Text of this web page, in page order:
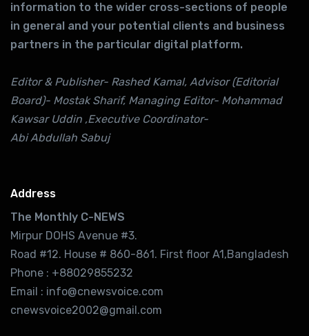
information to the wider cross-sections of people
in general and your potential clients and business
partners in the particular digital platform.
Editor & Publisher- Rashed Kamal, Advisor (Editorial
Board)- Mostak Sharif, Managing Editor- Mohammad
Kawsar Uddin ,Executive Coordinator-
Abi Abdullah Sabuj
Address
The Monthly C-NEWS
Mirpur DOHS Avenue #3.
Road #12. House # 860-861. First floor A1,Bangladesh
Phone : +88029855232
Email : info@cnewsvoice.com
cnewsvoice2002@gmail.com